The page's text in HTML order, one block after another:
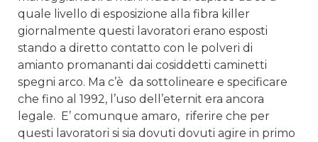
quale livello di esposizione alla fibra killer
giornalmente questi lavoratori erano esposti
stando a diretto contatto con le polveri di
amianto promananti dai cosiddetti caminetti
spegni arco. Ma c’è da sottolineare e specificare
che fino al 1992, l’uso dell’eternit era ancora
legale. E’ comunque amaro, riferire che per
questi lavoratori si sia dovuti dovuti agire in primo